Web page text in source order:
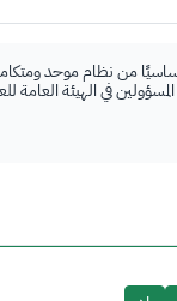
من نظام موحد
في الهيئة